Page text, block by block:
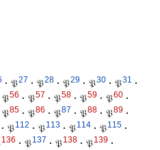
· 𝔓27 · 𝔓28 · 𝔓29 · 𝔓30 · 𝔓31
·
𝔓56 · 𝔓57 · 𝔓58 · 𝔓59 · 𝔓60 ·
𝔓85 · 𝔓86 · 𝔓87 · 𝔓88 · 𝔓89 ·
· 𝔓112 · 𝔓113 · 𝔓114 · 𝔓115 ·
136 · 𝔓137 · 𝔓138 · 𝔓139 ·